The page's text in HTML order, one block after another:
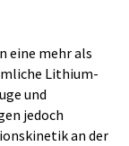
eine mehr als
Lithium-
und
jedoch
an der